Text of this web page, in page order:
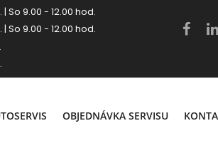
So 9.00 - 12.00 hod.
So 9.00 - 12.00 hod.
OBJEDNÁVKA SERVISU